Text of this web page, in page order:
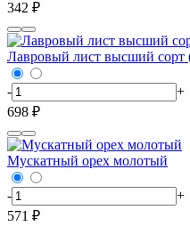
342 ₽
Лавровый лист высший
-
+
698 ₽
Мускатный орех молотый
-
+
571 ₽